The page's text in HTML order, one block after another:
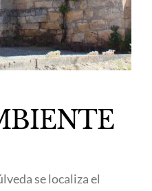
se localiza el